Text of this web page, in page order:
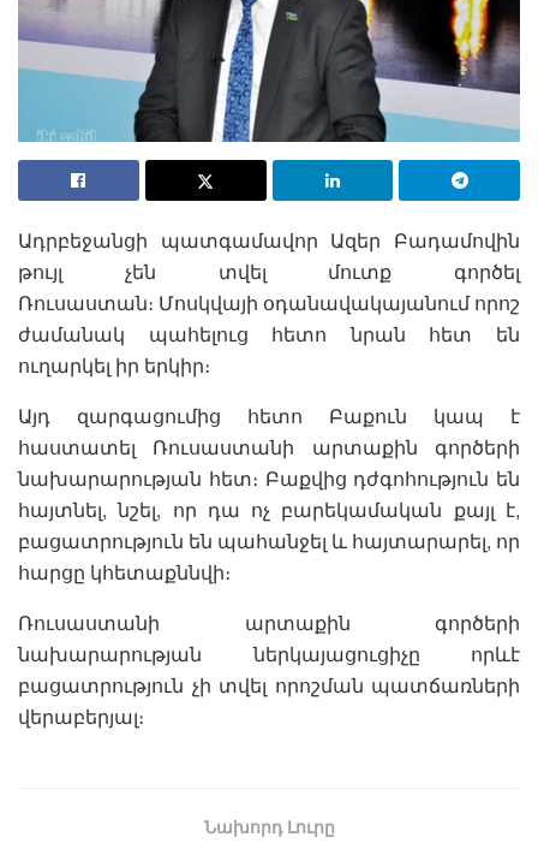
Ադրբեջանցի պատգամավոր Ազեր Բադամովին
թույլ չեն տվել մուտք գործել
Ռուսաստան։ Մոսկվայի օդանավակայանում որոշ
ժամանակ պահելուց հետո նրան հետ են
ուղարկել իր երկիր։
Այդ զարգացումից հետո Բաքուն կապ է
հաստատել Ռուսաստանի արտաքին գործերի
նախարարության հետ։ Բաքվից դժգոհություն են
հայտնել, նշել, որ դա ոչ բարեկամական քայլ է,
բացատրություն են պահանջել և հայտարարել, որ
հարցը կհետաքննվի։
Ռուսաստանի արտաքին գործերի
նախարարության ներկայացուցիչը որևէ
բացատրություն չի տվել որոշման պատճառների
վերաբերյալ։
Նախորդ Լուրը